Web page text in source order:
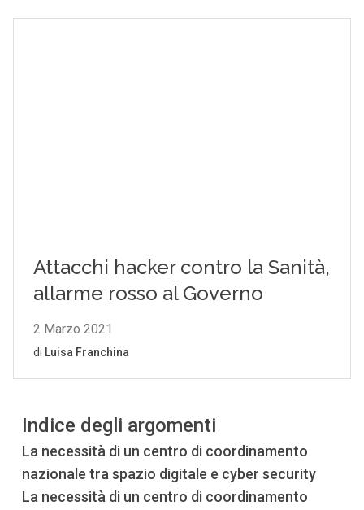
Indice degli argomenti
La necessità di un centro di coordinamento
nazionale tra spazio digitale e cyber security
La necessità di un centro di coordinamento